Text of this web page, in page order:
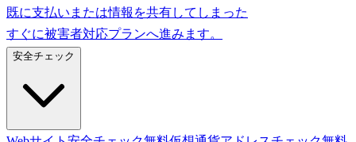
既に支払いまたは情報を共有してしまった
すぐに被害者対応プランへ進みます。
安全チェック